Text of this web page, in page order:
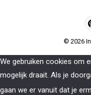
© 2026
We gebruiken cookies om
mogelijk draait. Als je
gaan we er vanuit dat je